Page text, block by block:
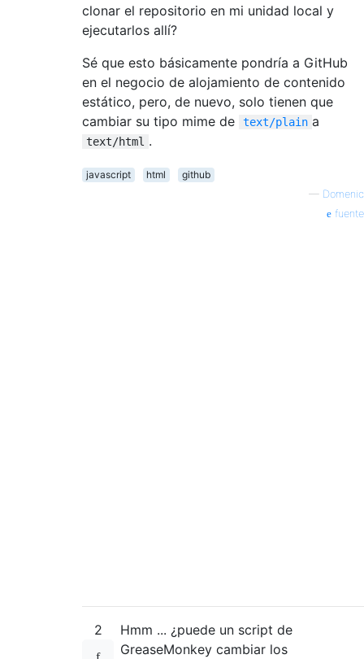
clonar el repositorio en mi unidad local y
ejecutarlos allí?
Sé que esto básicamente pondría a GitHub
en el negocio de alojamiento de contenido
estático, pero, de nuevo, solo tienen que
cambiar su tipo mime de
text/plain a
text/html .
javascript html
github
— Domenic
fuente
2
Hmm ... ¿puede un script de
GreaseMonkey cambiar los